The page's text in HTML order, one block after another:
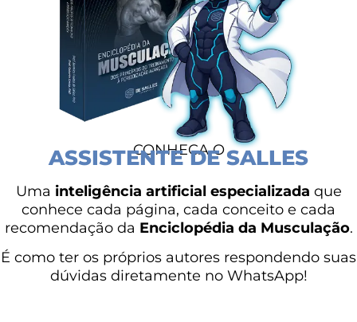
CONHEÇA O
ASSISTENTE DE SALLES
Uma inteligência artificial especializada que
conhece cada página, cada conceito e cada
recomendação da Enciclopédia da Musculação.
É como ter os próprios autores respondendo suas
dúvidas diretamente no WhatsApp!